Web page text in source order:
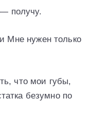
получу.
Мне нужен только
что мои губы,
безумно по